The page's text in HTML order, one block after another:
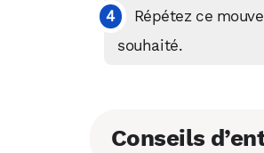
Répétez ce
souhaité.
Conseils